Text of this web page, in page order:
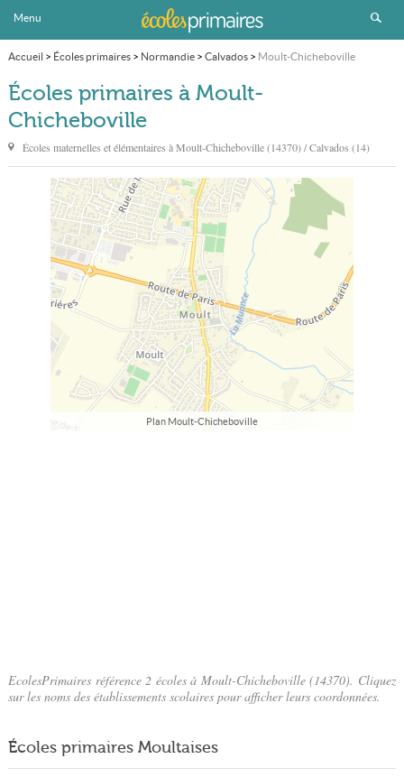
Menu
Accueil > Écoles primaires> Normandie> Calvados> Moult-Chicheboville
Écoles primaires à Moult-
Chicheboville
Écoles maternelles et élémentaires àMoult-Chicheboville(14370) / Calvados (14)
Plan Moult-Chicheboville
EcolesPrimaires référence 2 écoles à Moult-Chicheboville (14370). Cliquez
sur les noms des établissements scolaires pour afficher leurs coordonnées.
Écoles primaires Moultaises